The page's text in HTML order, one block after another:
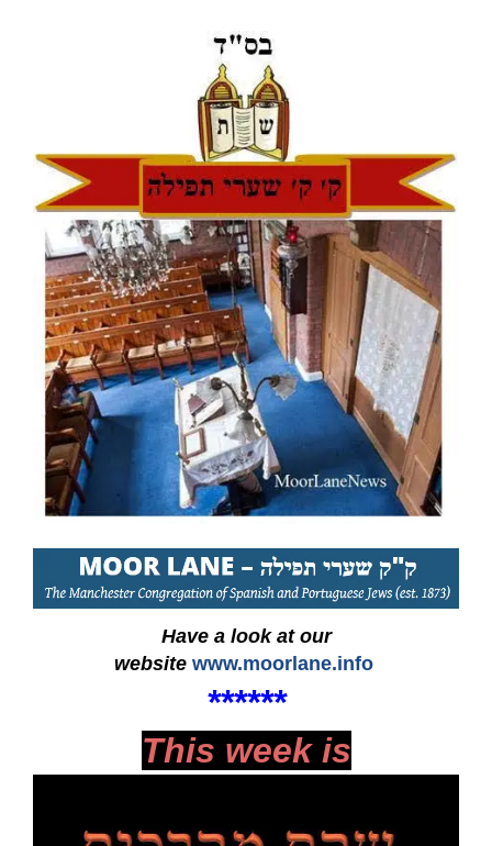
Have a look at our
website www.moorlane.info
******
This week is